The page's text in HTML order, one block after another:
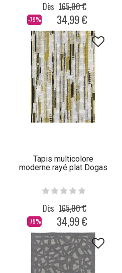
-79%
Dès 165,00 €
34,99 €
Tapis multicolore
moderne rayé plat Dogas
-79%
Dès 165,00 €
34,99 €